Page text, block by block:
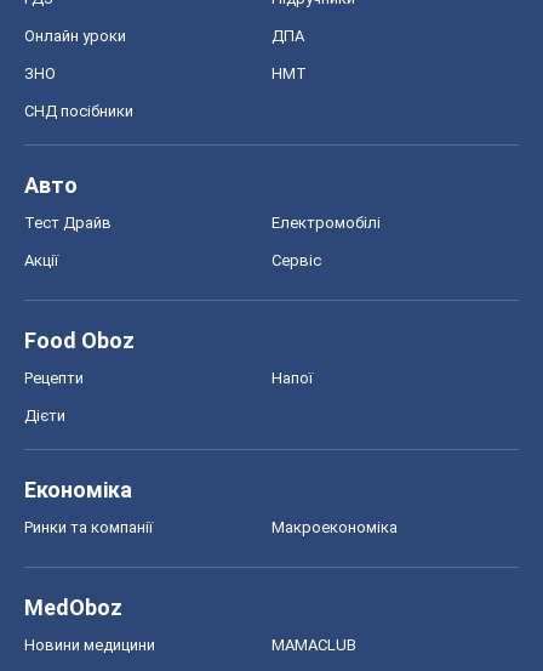
Онлайн уроки ДПА
ЗНО НМТ
СНД посібники
Авто
Тест Драйв Електромобілі
Акції Сервіс
Food Oboz
Рецепти Напої
Дієти
Економіка
Ринки та компанії Макроекономіка
MedOboz
Новини медицини MAMACLUB